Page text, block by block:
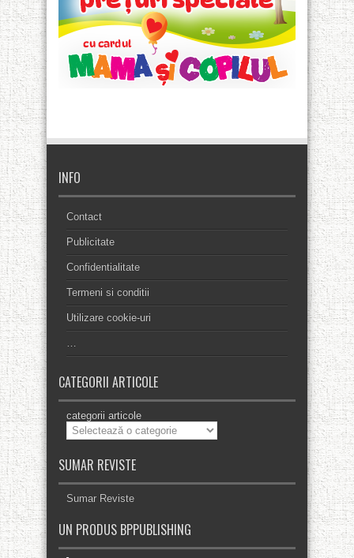
INFO
Contact
Publicitate
Confidentialitate
Termeni si conditii
Utilizare cookie-uri
…
CATEGORII ARTICOLE
categorii articole
SUMAR REVISTE
Sumar Reviste
UN PRODUS BPPUBLISHING